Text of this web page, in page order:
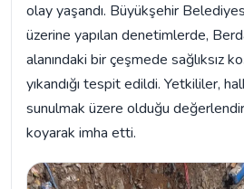
olay yaşandı. Büyükşehir
üzerine yapılan denetimlerde,
alanındaki bir çeşmede sağlıksız
yıkandığı tespit edildi. Yetkililer,
sunulmak üzere olduğu
koyarak imha etti.